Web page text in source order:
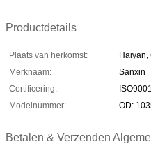
Productdetails
Plaats van herkomst:
Haiyan,
Merknaam:
Sanxin
Certificering:
Modelnummer:
OD:
Betalen & Verzenden